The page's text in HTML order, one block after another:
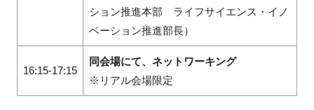
ション推進本部 ライフサイエンス・イノ
ベーション推進部長）
16:15-17:15
同会場にて、ネットワーキング
※リアル会場限定